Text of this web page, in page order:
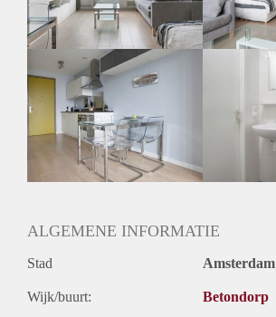
Geslacht huisgenoten: N.v.t.
ALGEMENE INFORMATIE
Stad Amsterdam
Wijk/buurt: Betondorp